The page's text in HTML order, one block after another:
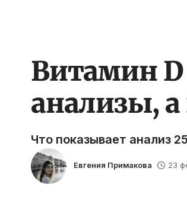
Витамин D
анализы,
Что показывает анализ
Евгения Примакова 23